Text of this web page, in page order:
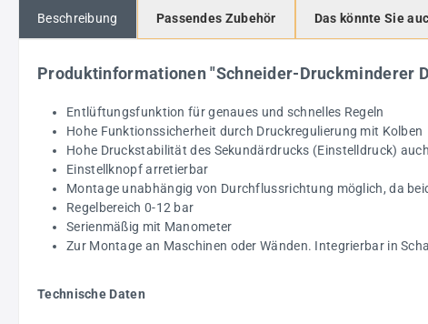
Beschreibung Passendes Zubehör Das könnte Sie
Produktinformationen "Schneider-Druckminderer
Entlüftungsfunktion für genaues und schnelles Regeln
Hohe Funktionssicherheit durch Druckregulierung mit Kolben
Hohe Druckstabilität des Sekundärdrucks (Einstelldruck)
Einstellknopf arretierbar
Montage unabhängig von Durchflussrichtung möglich, da
Regelbereich 0-12 bar
Serienmäßig mit Manometer
Zur Montage an Maschinen oder Wänden. Integrierbar in
Technische Daten